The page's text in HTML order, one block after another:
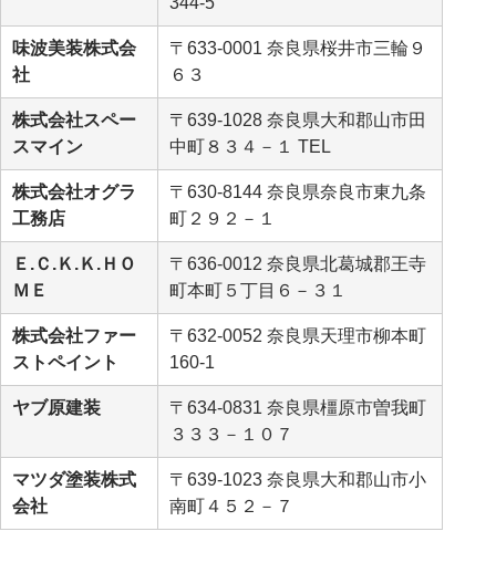
味波美装株式会
社
〒633-0001 奈良県桜井市三輪９
６３
株式会社スペー
スマイン
〒639-1028 奈良県大和郡山市田
中町８３４－１ TEL
株式会社オグラ
工務店
〒630-8144 奈良県奈良市東九条
町２９２－１
Ｅ.Ｃ.Ｋ.Ｋ.ＨＯ
ＭＥ
〒636-0012 奈良県北葛城郡王寺
町本町５丁目６－３１
株式会社ファー
ストペイント
〒632-0052 奈良県天理市柳本町
160-1
ヤブ原建装
〒634-0831 奈良県橿原市曽我町
３３３－１０７
マツダ塗装株式
会社
〒639-1023 奈良県大和郡山市小
南町４５２－７